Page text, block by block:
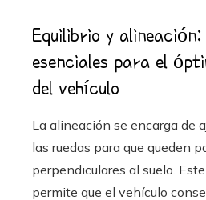
Equilibrio y
esenciales para el
del vehículo
La alineación se encarga de
las ruedas para que queden
perpendiculares al suelo.
permite que el vehículo